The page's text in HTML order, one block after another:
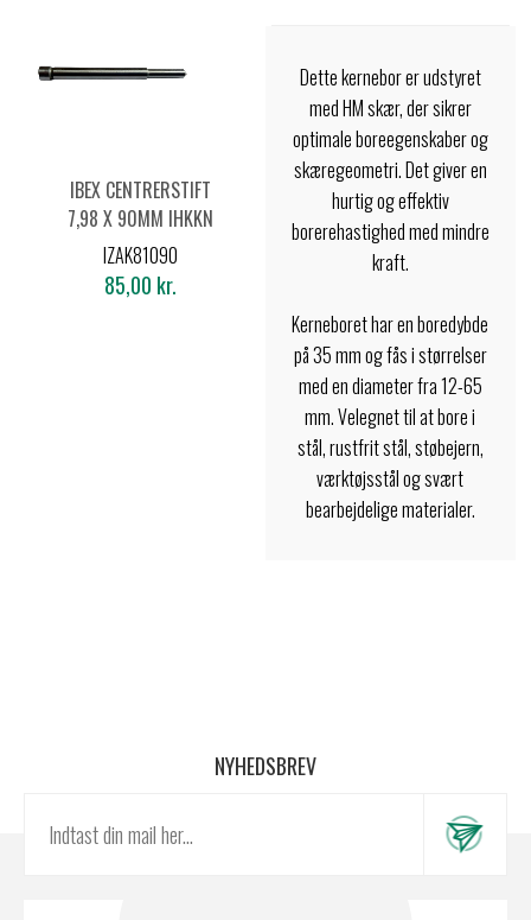
IBEX CENTRERSTIFT
7,98 X 90MM IHKKN
Ø18-65MM
IZAK81090
85,00 kr.
Dette kernebor er udstyret
med HM skær, der sikrer
optimale boreegenskaber og
skæregeometri. Det giver en
hurtig og effektiv
borerehastighed med mindre
kraft.
Kerneboret har en boredybde
på 35 mm og fås i størrelser
med en diameter fra 12-65
mm. Velegnet til at bore i
stål, rustfrit stål, støbejern,
værktøjsstål og svært
bearbejdelige materialer.
NYHEDSBREV